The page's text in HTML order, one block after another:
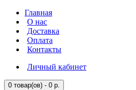
Главная
О нас
Доставка
Оплата
Контакты
Личный кабинет
0 товар(ов) - 0 р.